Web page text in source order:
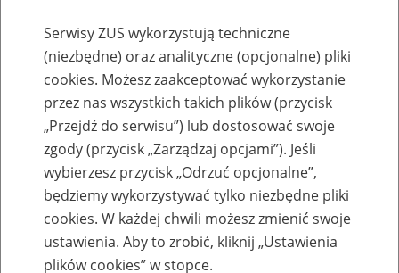
Emerytury
Baza zlikwidowanych lub
przekształconych zakładów pracy
Serwisy ZUS wykorzystują techniczne
(niezbędne) oraz analityczne (opcjonalne) pliki
cookies. Możesz zaakceptować wykorzystanie
przez nas wszystkich takich plików (przycisk
„Przejdź do serwisu”) lub dostosować swoje
zgody (przycisk „Zarządzaj opcjami”). Jeśli
wybierzesz przycisk „Odrzuć opcjonalne”,
będziemy wykorzystywać tylko niezbędne pliki
cookies. W każdej chwili możesz zmienić swoje
ustawienia. Aby to zrobić, kliknij „Ustawienia
plików cookies” w stopce.